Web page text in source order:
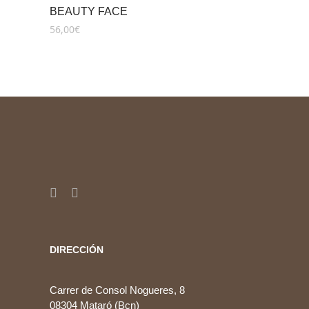
BEAUTY FACE
56,00€
DIRECCIÓN
Carrer de Consol Nogueres, 8
08304 Mataró (Bcn)